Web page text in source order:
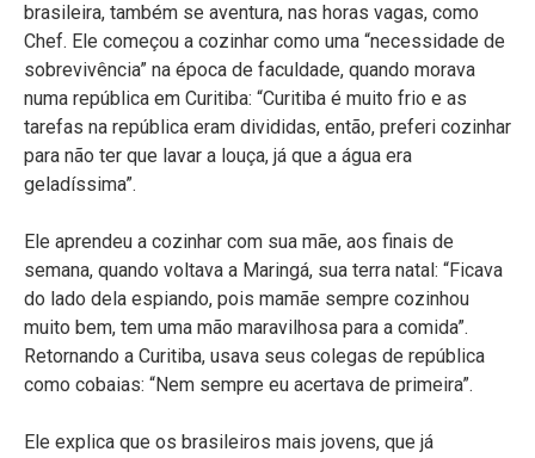
brasileira, também se aventura, nas horas vagas, como
Chef. Ele começou a cozinhar como uma “necessidade de
sobrevivência” na época de faculdade, quando morava
numa república em Curitiba: “Curitiba é muito frio e as
tarefas na república eram divididas, então, preferi cozinhar
para não ter que lavar a louça, já que a água era
geladíssima”.
Ele aprendeu a cozinhar com sua mãe, aos finais de
semana, quando voltava a Maringá, sua terra natal: “Ficava
do lado dela espiando, pois mamãe sempre cozinhou
muito bem, tem uma mão maravilhosa para a comida”.
Retornando a Curitiba, usava seus colegas de república
como cobaias: “Nem sempre eu acertava de primeira”.
Ele explica que os brasileiros mais jovens, que já